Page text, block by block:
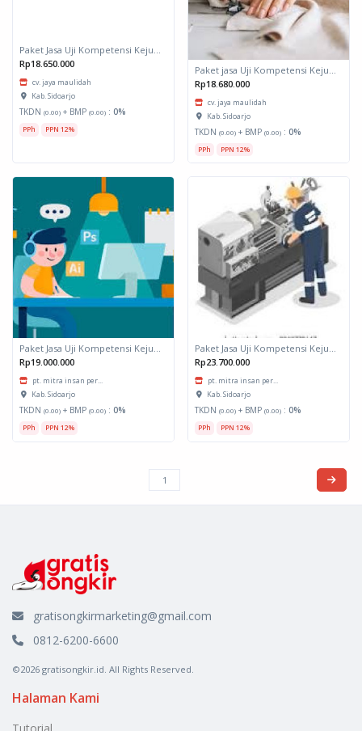
Paket Jasa Uji Kompetensi Kejuruan Desainer Grafis Muda
Rp18.650.000
cv. jaya maulidah
Kab. Sidoarjo
TKDN (0.00) + BMP (0.00) : 0%
PPh PPN 12%
Rp18.680.000
cv. jaya maulidah
Kab. Sidoarjo
TKDN (0.00) + BMP (0.00) : 0%
PPh PPN 12%
Paket Jasa Uji Kompetensi Kejuruan Desainer Grafis Muda
Rp19.000.000
pt. mitra insan per...
Kab. Sidoarjo
TKDN (0.00) + BMP (0.00) : 0%
PPh PPN 12%
Paket Jasa Uji Kompetensi Kejuruan Pengoperasian Mesin Bubut
Rp23.700.000
pt. mitra insan per...
Kab. Sidoarjo
TKDN (0.00) + BMP (0.00) : 0%
PPh PPN 12%
gratisongkirmarketing@gmail.com
0812-6200-6600
©2026 gratisongkir.id. All Rights Reserved.
Halaman Kami
Tutorial